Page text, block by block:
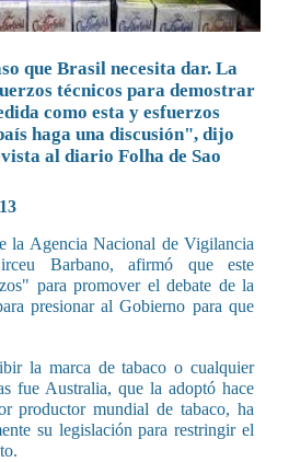
que Brasil necesita dar. La
técnicos para demostrar
como esta y esfuerzos
haga una discusión", dijo
al diario Folha de Sao
la Agencia Nacional de Vigilancia
Barbano, afirmó que este
para promover el debate de la
presionar al Gobierno para que
la marca de tabaco o cualquier
fue Australia, que la adoptó hace
productor mundial de tabaco, ha
su legislación para restringir el